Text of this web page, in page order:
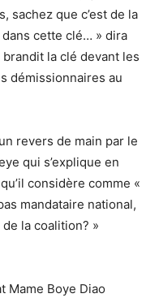
sachez que c’est de la
cette clé… » dira
la clé devant les
démissionnaires au
revers de main par le
qui s’explique en
considère comme «
mandataire national,
la coalition? »
Mame Boye Diao